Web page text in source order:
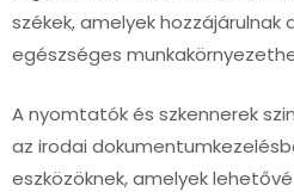
székek, amelyek hozzájárulnak
egészséges
A nyomtatók és szkennerek
az irodai
eszközöknek, amelyek